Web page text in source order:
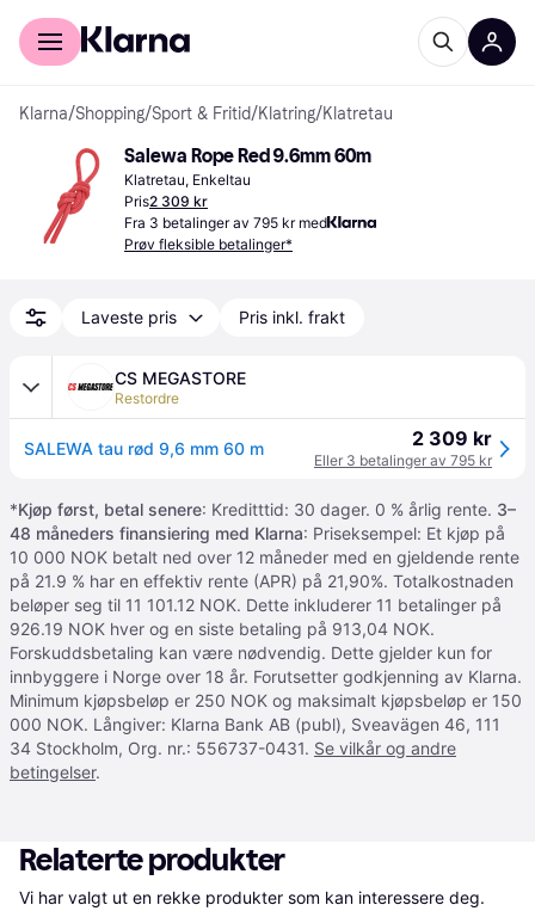
For kunder
Klarna/Shopping/Sport & Fritid/Klatring/Klatretau
Salewa Rope Red 9.6mm 60m
Klatretau, Enkeltau
Pris2 309 kr
Fra 3 betalinger av 795 kr med
Prøv fleksible betalinger*
Laveste pris Pris inkl. frakt
CS MEGASTORE
Restordre
SALEWA tau rød 9,6 mm 60 m 2 309 kr
Eller 3 betalinger av 795 kr
*Kjøp først, betal senere: Kreditttid: 30 dager. 0 % årlig rente. 3–
48 måneders finansiering med Klarna: Priseksempel: Et kjøp på
10 000 NOK betalt ned over 12 måneder med en gjeldende rente
på 21.9 % har en effektiv rente (APR) på 21,90%. Totalkostnaden
beløper seg til 11 101.12 NOK. Dette inkluderer 11 betalinger på
926.19 NOK hver og en siste betaling på 913,04 NOK.
Forskuddsbetaling kan være nødvendig. Dette gjelder kun for
innbyggere i Norge over 18 år. Forutsetter godkjenning av Klarna.
Minimum kjøpsbeløp er 250 NOK og maksimalt kjøpsbeløp er 150
000 NOK. Långiver: Klarna Bank AB (publ), Sveavägen 46, 111
34 Stockholm, Org. nr.: 556737-0431. Se vilkår og andre
betingelser.
Relaterte produkter